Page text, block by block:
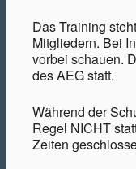
Das Training
Mitgliedern. Bei
vorbei schauen.
des AEG statt.
Während der
Regel NICHT
Zeiten